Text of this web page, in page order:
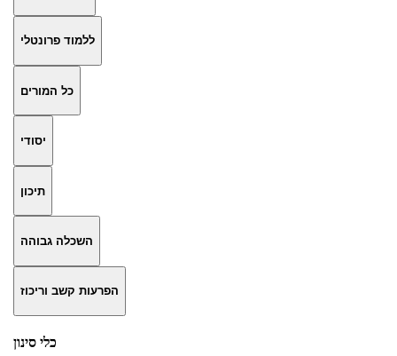
ללמוד פרונטלי
כל המורים
יסודי
תיכון
השכלה גבוהה
הפרעות קשב וריכוז
כלי סינון